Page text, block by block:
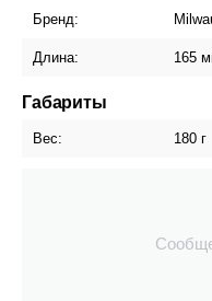
Бренд:
Длина: 165
Габариты
Вес: 180 г